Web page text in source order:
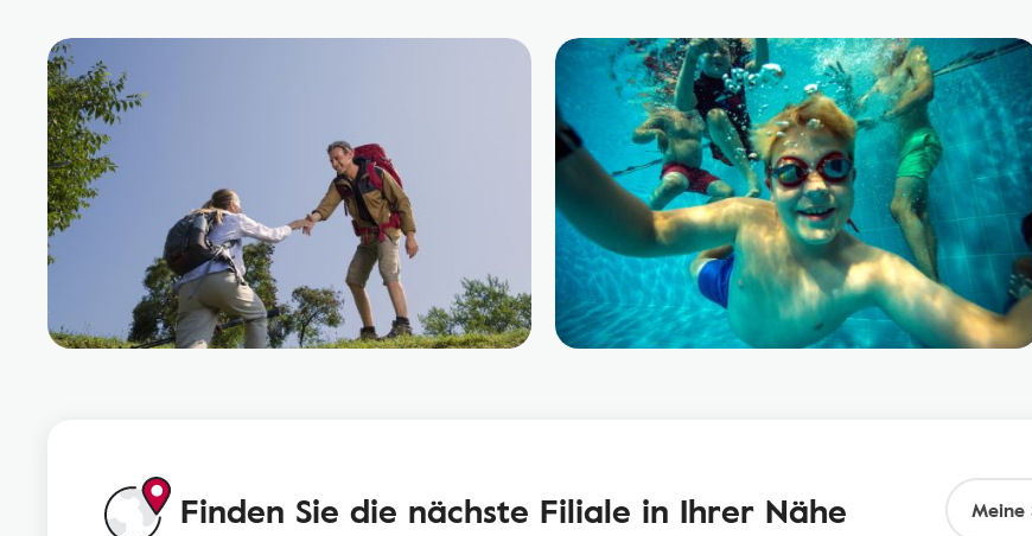
Finden Sie die nächste Filiale in Ihrer Nähe